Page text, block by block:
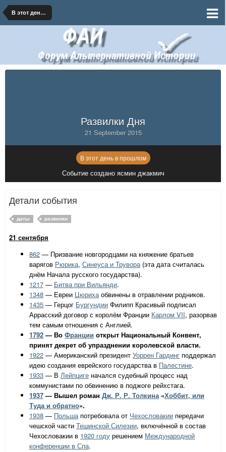
В этот день в прошлом
Развилки Дня
21 September 2015
В этот день в прошлом
Событие создано ясмин джакмич
Детали события
даты развилки
21 сентября
862 — Призвание новгородцами на княжение братьев
варягов Рюрика, Синеуса и Трувора(эта дата считалась
днём Начала русского государства).
1217 — Битва при Вильянди.
1348 — Евреи Цюрихаобвинены в отравлении родников.
1435 — Герцог Бургундии Филипп Красивый подписал
Аррасский договор с королём Франции Карлом VII, разорвав
тем самым отношения с Англией.
1792 — Во Франции открыт Национальный Конвент,
принят декрет об упразднении королевской власти.
1922 — Американский президент Уоррен Гардинг поддержал
идею создания еврейского государства в Палестине.
1933 — В Лейпциге начался судебный процесс над
коммунистами по обвинению в поджоге рейхстага.
1937 — Вышел роман Дж. Р. Р. Толкина«Хоббит, или
Туда и обратно».
1938 — Польшапотребовала от Чехословакии передачи
чешской части Тешинской Силезии, включённой в состав
Чехословакии в 1920 году решением Международной
конференции в Спа.